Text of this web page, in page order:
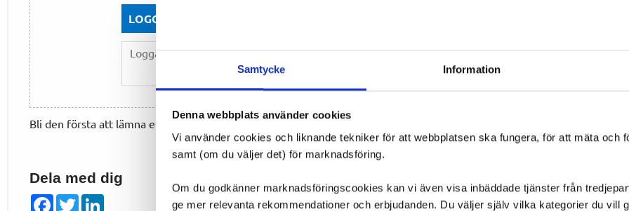
Samtycke Information
Denna webbplats använder cookies
Vi använder cookies och liknande tekniker för att webbplatsen ska fungera, för att mäta och
samt (om du väljer det) för marknadsföring.
Om du godkänner marknadsföringscookies kan vi även visa inbäddade tjänster från
ge mer relevanta rekommendationer och erbjudanden. Du väljer själv vilka kategorier du vill
Dela med dig
Facebook
Twitter
LOGGA IN FÖR ATT GE OMDÖME
Bli den första att lämna ett omdöme.